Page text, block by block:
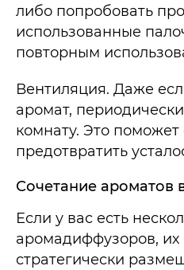
либо попробовать
использованные
повторным
Вентиляция. Даже
аромат,
комнату. Это поможет
предотвратить
Сочетание ароматов
Если у вас есть
аромадиффузоров,
стратегически